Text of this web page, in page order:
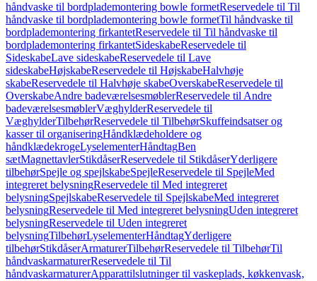
håndvaske til bordplademontering bowle formetReservedele til Til
håndvaske til bordplademontering bowle formetTil håndvaske til
bordplademontering firkantetReservedele til Til håndvaske til
bordplademontering firkantetSideskabeReservedele til
SideskabeLave sideskabeReservedele til Lave
sideskabeHøjskabeReservedele til HøjskabeHalvhøje
skabeReservedele til Halvhøje skabeOverskabeReservedele til
OverskabeAndre badeværelsesmøblerReservedele til Andre
badeværelsesmøblerVæghylderReservedele til
VæghylderTilbehørReservedele til TilbehørSkuffeindsatser og
kasser til organiseringHåndklædeholdere og
håndklædekrogeLyselementerHåndtagBen
sætMagnettavlerStikdåserReservedele til StikdåserYderligere
tilbehørSpejle og spejlskabeSpejleReservedele til SpejleMed
integreret belysningReservedele til Med integreret
belysningSpejlskabeReservedele til SpejlskabeMed integreret
belysningReservedele til Med integreret belysningUden integreret
belysningReservedele til Uden integreret
belysningTilbehørLyselementerHåndtagYderligere
tilbehørStikdåserArmaturerTilbehørReservedele til TilbehørTil
håndvaskarmaturerReservedele til Til
håndvaskarmaturerApparattilslutninger til vaskeplads, køkkenvask,